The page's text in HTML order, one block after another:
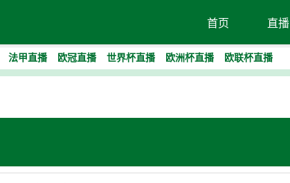
首页 直播
法甲直播 欧冠直播 世界杯直播 欧洲杯直播 欧联杯直播